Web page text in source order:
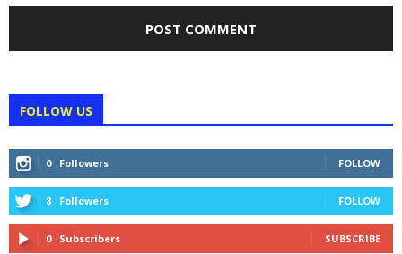
FOLLOW US
0 Followers FOLLOW
8 Followers FOLLOW
0 Subscribers SUBSCRIBE